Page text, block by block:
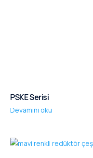
PSKE Serisi
Devamını oku